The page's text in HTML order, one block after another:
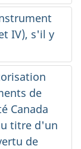
IV), s'il y
de
Canada
titre d'un
de